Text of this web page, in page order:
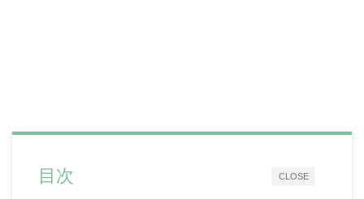
CLOSE
目次